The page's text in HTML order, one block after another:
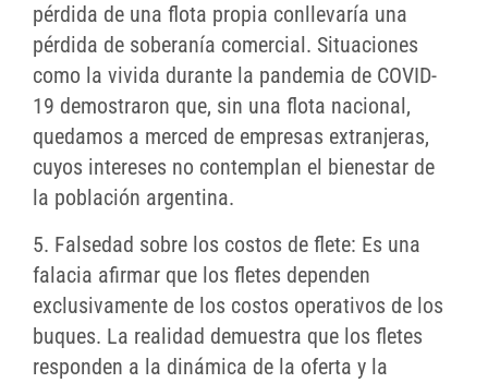
pérdida de una flota propia conllevaría una
pérdida de soberanía comercial. Situaciones
como la vivida durante la pandemia de COVID-
19 demostraron que, sin una flota nacional,
quedamos a merced de empresas extranjeras,
cuyos intereses no contemplan el bienestar de
la población argentina.
5. Falsedad sobre los costos de flete: Es una
falacia afirmar que los fletes dependen
exclusivamente de los costos operativos de los
buques. La realidad demuestra que los fletes
responden a la dinámica de la oferta y la